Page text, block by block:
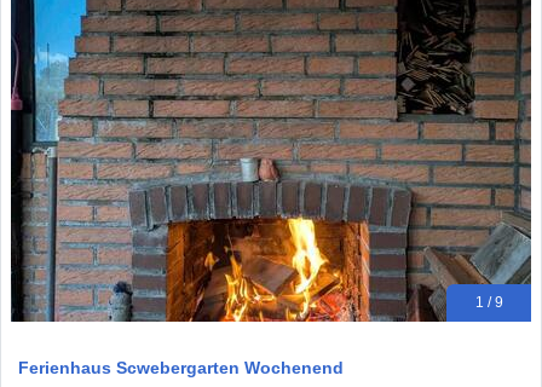
1 / 9
Ferienhaus Scwebergarten Wochenend